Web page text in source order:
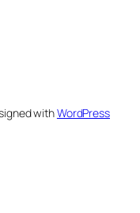
withWordPress